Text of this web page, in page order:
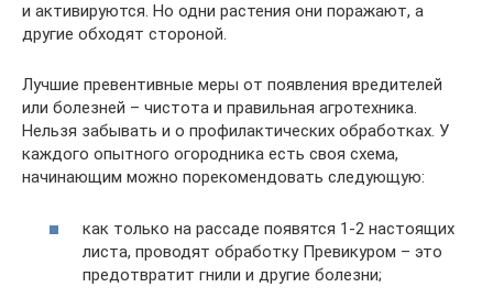
и активируются. Но одни растения они поражают, а
другие обходят стороной.
Лучшие превентивные меры от появления вредителей
или болезней – чистота и правильная агротехника.
Нельзя забывать и о профилактических обработках. У
каждого опытного огородника есть своя схема,
начинающим можно порекомендовать следующую:
как только на рассаде появятся 1-2 настоящих
листа, проводят обработку Превикуром – это
предотвратит гнили и другие болезни;